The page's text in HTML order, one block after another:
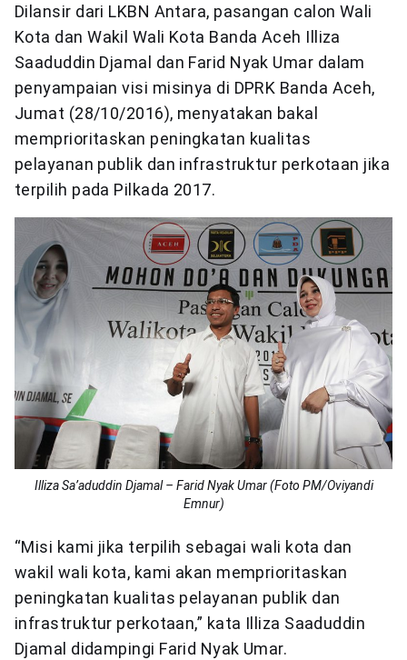
Dilansir dari LKBN Antara, pasangan calon Wali
Kota dan Wakil Wali Kota Banda Aceh Illiza
Saaduddin Djamal dan Farid Nyak Umar dalam
penyampaian visi misinya di DPRK Banda Aceh,
Jumat (28/10/2016), menyatakan bakal
memprioritaskan peningkatan kualitas
pelayanan publik dan infrastruktur perkotaan jika
terpilih pada Pilkada 2017.
Illiza Sa’aduddin Djamal – Farid Nyak Umar (Foto PM/Oviyandi
Emnur)
“Misi kami jika terpilih sebagai wali kota dan
wakil wali kota, kami akan memprioritaskan
peningkatan kualitas pelayanan publik dan
infrastruktur perkotaan,” kata Illiza Saaduddin
Djamal didampingi Farid Nyak Umar.